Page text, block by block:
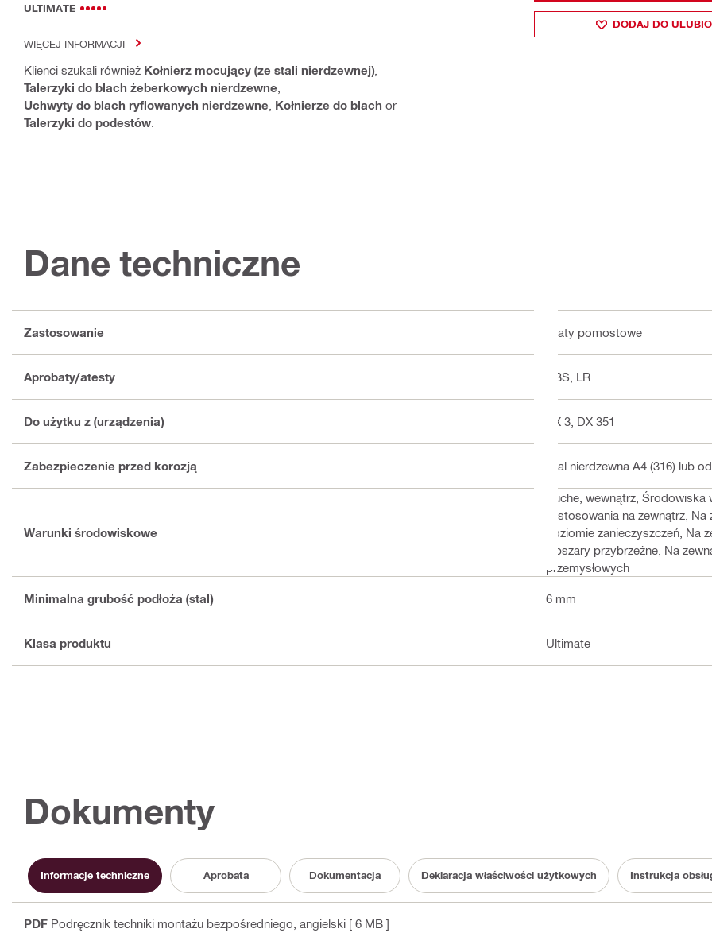
ULTIMATE
WIĘCEJ INFORMACJI
Klienci szukali również Kołnierz mocujący (ze stali nierdzewnej)
Talerzyki do blach żeberkowych nierdzewne
Uchwyty do blach ryflowanych nierdzewne Kołnierze do blach or
Talerzyki do podestów
DODAJ DO
Dane techniczne
Zastosowanie Kraty pomostowe
Aprobaty/atesty ABS, LR
Do użytku z (urządzenia) BX 3, DX 351
Zabezpieczenie przed korozją Stal nierdzewna A4 (316) lub
Warunki środowiskowe
Suche, wewnątrz,
zastosowania na zewnątrz,
poziomie zanieczyszczeń, Na
Obszary przybrzeżne, Na
przemysłowych
Minimalna grubość podłoża (stal) 6 mm
Klasa produktu Ultimate
Dokumenty
Informacje techniczne Aprobata Dokumentacja Deklaracja właściwości użytkowych Instrukcja
PDF Podręcznik techniki montażu bezpośredniego , angielski [ 6 MB ]